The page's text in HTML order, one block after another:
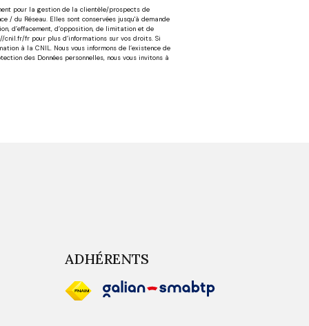
pour la gestion de la clientèle/prospects de
/ du Réseau. Elles sont conservées jusqu'à demande
d’effacement, d’opposition, de limitation et de
cnil.fr/fr pour plus d’informations sur vos droits. Si
à la CNIL. Nous vous informons de l’existence de
des Données personnelles, nous vous invitons à
ADHÉRENTS